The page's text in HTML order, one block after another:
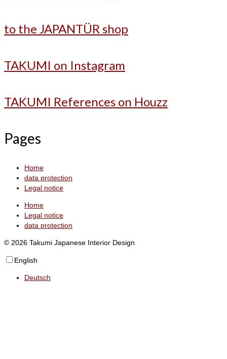
to the JAPANTÜR shop
TAKUMI on Instagram
TAKUMI References on Houzz
Pages
Home
data protection
Legal notice
Home
Legal notice
data protection
© 2026 Takumi Japanese Interior Design
English
Deutsch